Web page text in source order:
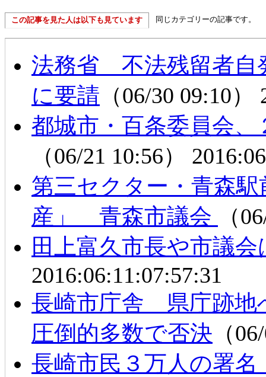
この記事を見た人は以下も見ています 同じカテゴリーの記事です。
法務省 不法残留者自
に要請 （06/30 09:10）
都城市・百条委員会
（06/21 10:56）
第三セクター・青森
産」 青森市議会
（
田上富久市長や市議
2016:06:11:07:57:31
長崎市庁舎 県庁跡地
圧倒的多数で否決 （
長崎市民３万人の署